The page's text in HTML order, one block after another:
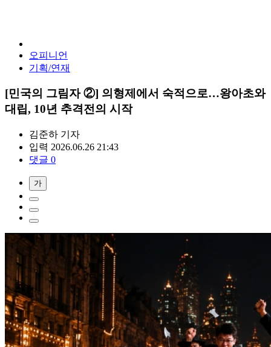
오피니언
기획/연재
[민국의 그림자 ②] 의형제에서 숙적으로…왕아초와
대립, 10년 추격전의 시작
김준하 기자
입력 2026.06.26 21:43
댓글 0
가